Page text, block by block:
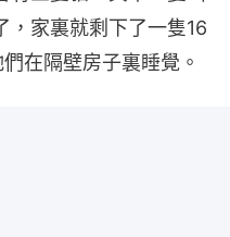
，家裏就剩下了一隻16
在隔壁房子裏睡覺。